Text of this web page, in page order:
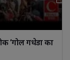
‘गोल गधेडा का